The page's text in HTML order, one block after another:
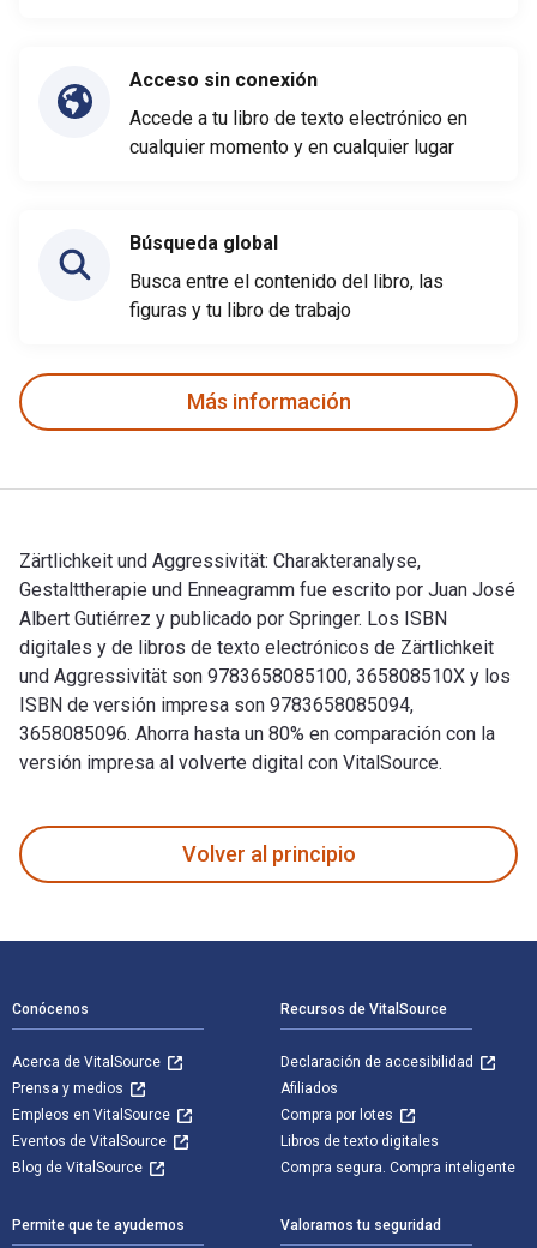
Acceso sin conexión
Accede a tu libro de texto electrónico en
cualquier momento y en cualquier lugar
Búsqueda global
Busca entre el contenido del libro, las
figuras y tu libro de trabajo
Más información
Zärtlichkeit und Aggressivität: Charakteranalyse,
Gestalttherapie und Enneagramm fue escrito por Juan José
Albert Gutiérrez y publicado por Springer. Los ISBN
digitales y de libros de texto electrónicos de Zärtlichkeit
und Aggressivität son 9783658085100, 365808510X y los
ISBN de versión impresa son 9783658085094,
3658085096. Ahorra hasta un 80% en comparación con la
versión impresa al volverte digital con VitalSource.
Volver al principio
Conócenos
Acerca de VitalSource
Prensa y medios
Empleos en VitalSource
Eventos de VitalSource
Blog de VitalSource
Recursos de VitalSource
Declaración de accesibilidad
Afiliados
Compra por lotes
Libros de texto digitales
Compra segura. Compra inteligente
Permite que te ayudemos Valoramos tu seguridad